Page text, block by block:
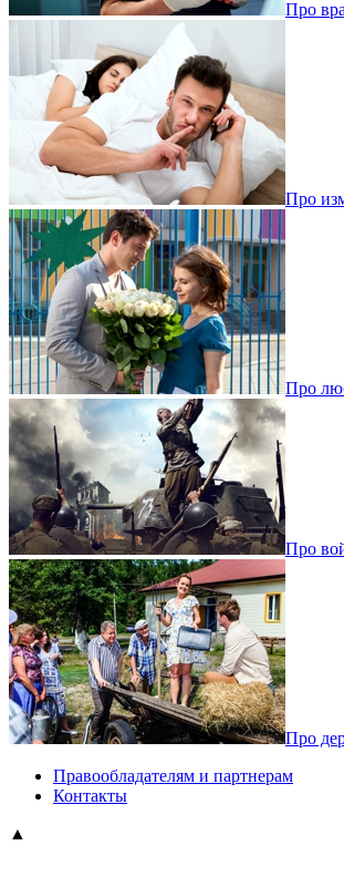
Про
Про
Про
Про
Про
Правообладателям и партнерам
Контакты
▲